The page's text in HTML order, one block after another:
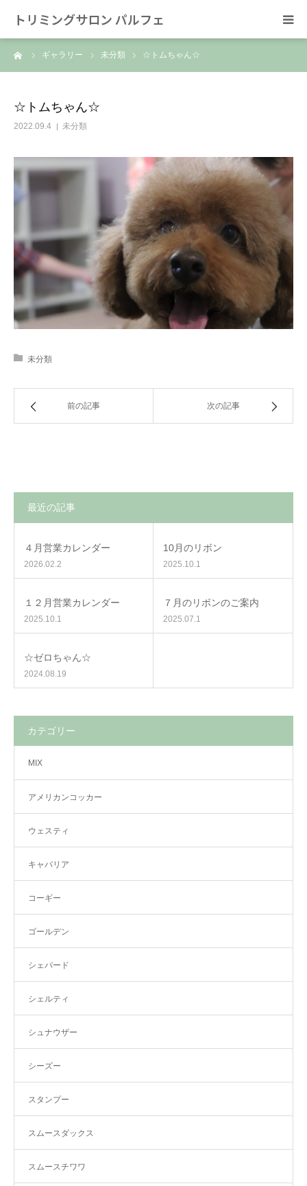
トリミングサロン パルフェ
ギャラリー 未分類 ☆トムちゃん☆
☆トムちゃん☆
2022.09.4 未分類
未分類
前の記事 次の記事
最近の記事
４月営業カレンダー
2026.02.2
10月のリボン
2025.10.1
１２月営業カレンダー
2025.10.1
７月のリボンのご案内
2025.07.1
☆ゼロちゃん☆
2024.08.19
カテゴリー
MIX
アメリカンコッカー
ウェスティ
キャバリア
コーギー
ゴールデン
シェパード
シェルティ
シュナウザー
シーズー
スタンプー
スムースダックス
スムースチワワ
HOME
スタッフ